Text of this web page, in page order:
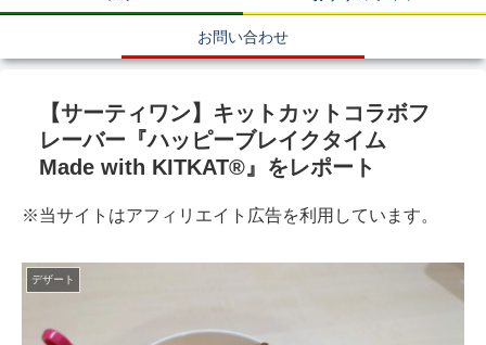
お問い合わせ
【サーティワン】キットカットコラボフ
レーバー『ハッピーブレイクタイム
Made with KITKAT®』をレポート
※当サイトはアフィリエイト広告を利用しています。
デザート